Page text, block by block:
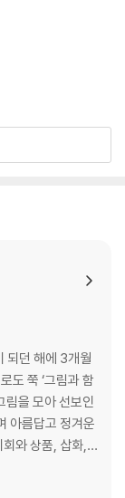
되던 해에 3개월
도 쭉 ‘그림과 함
림을 모아 선보인
아름답고 정겨운
와 상품, 삽화,
를 얻었다. 현
년부터 매년